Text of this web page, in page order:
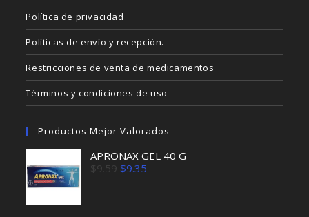
Política de privacidad
Políticas de envío y recepción.
Restricciones de venta de medicamentos
Términos y condiciones de uso
Productos Mejor Valorados
APRONAX GEL 40 G
$9.59El
precio
$9.59.
$9.35
$9.35.